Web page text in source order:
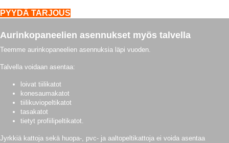
PYYDÄ TARJOUS
Aurinkopaneelien asennukset myös talvella
Teemme aurinkopaneelien asennuksia läpi vuoden.
Talvella voidaan asentaa:
loivat tiilikatot
konesaumakatot
tiilikuviopeltikatot
tasakatot
tietyt profiilipeltikatot.
Jyrkkiä kattoja sekä huopa-, pvc- ja aaltopeltikattoja ei voida asentaa